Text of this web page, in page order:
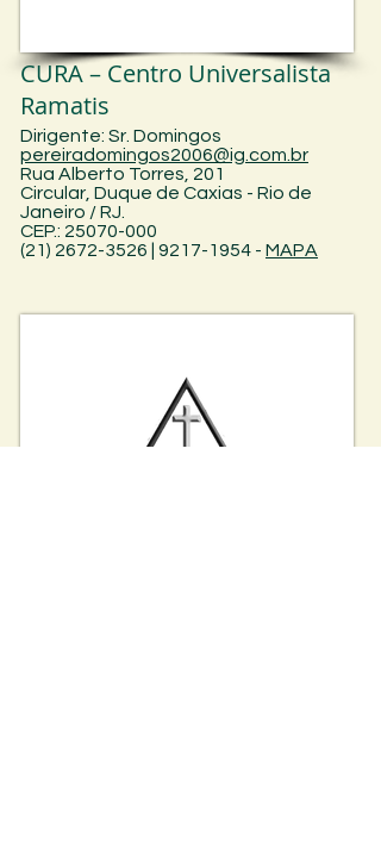
CURA – Centro Universalista
Ramatis
Dirigente: Sr. Domingos
pereiradomingos2006@ig.com.br
Rua Alberto Torres, 201
Circular, Duque de Caxias - Rio de
Janeiro / RJ.
CEP.: 25070-000
(21) 2672-3526 | 9217-1954 - MAPA